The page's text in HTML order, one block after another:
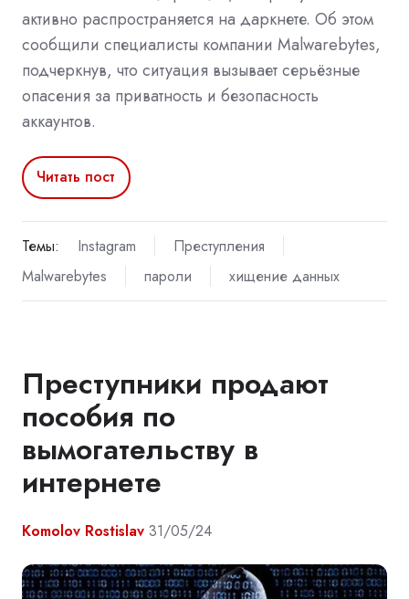
активно распространяется на даркнете. Об этом
сообщили специалисты компании Malwarebytes,
подчеркнув, что ситуация вызывает серьёзные
опасения за приватность и безопасность
аккаунтов.
Читать пост
Темы: Instagram
Преступления
Malwarebytes
пароли хищение данных
Преступники продают
пособия по
вымогательству в
интернете
Komolov Rostislav 31/05/24